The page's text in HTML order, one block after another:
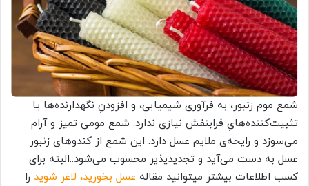
شمع موم زنبور، به فرآوری شیمیایی، و افزودنِ نگهدارنده‌‌ها یا
تثبیت‌کننده‌هایِ فرابنفش نیازی ندارد. شمع مومی تمیز و آرام
می‌سوزد و رایحه‌ی ملایم عسل دارد. این شمع از کندو‌های زنبور
عسل به دست می‌آید و تجدید‌پذیر محسوب می‌شود..البته برای
کسب اطلاعات بیشتر میتوانید مقاله عسل بخورید، لاغر شوید را